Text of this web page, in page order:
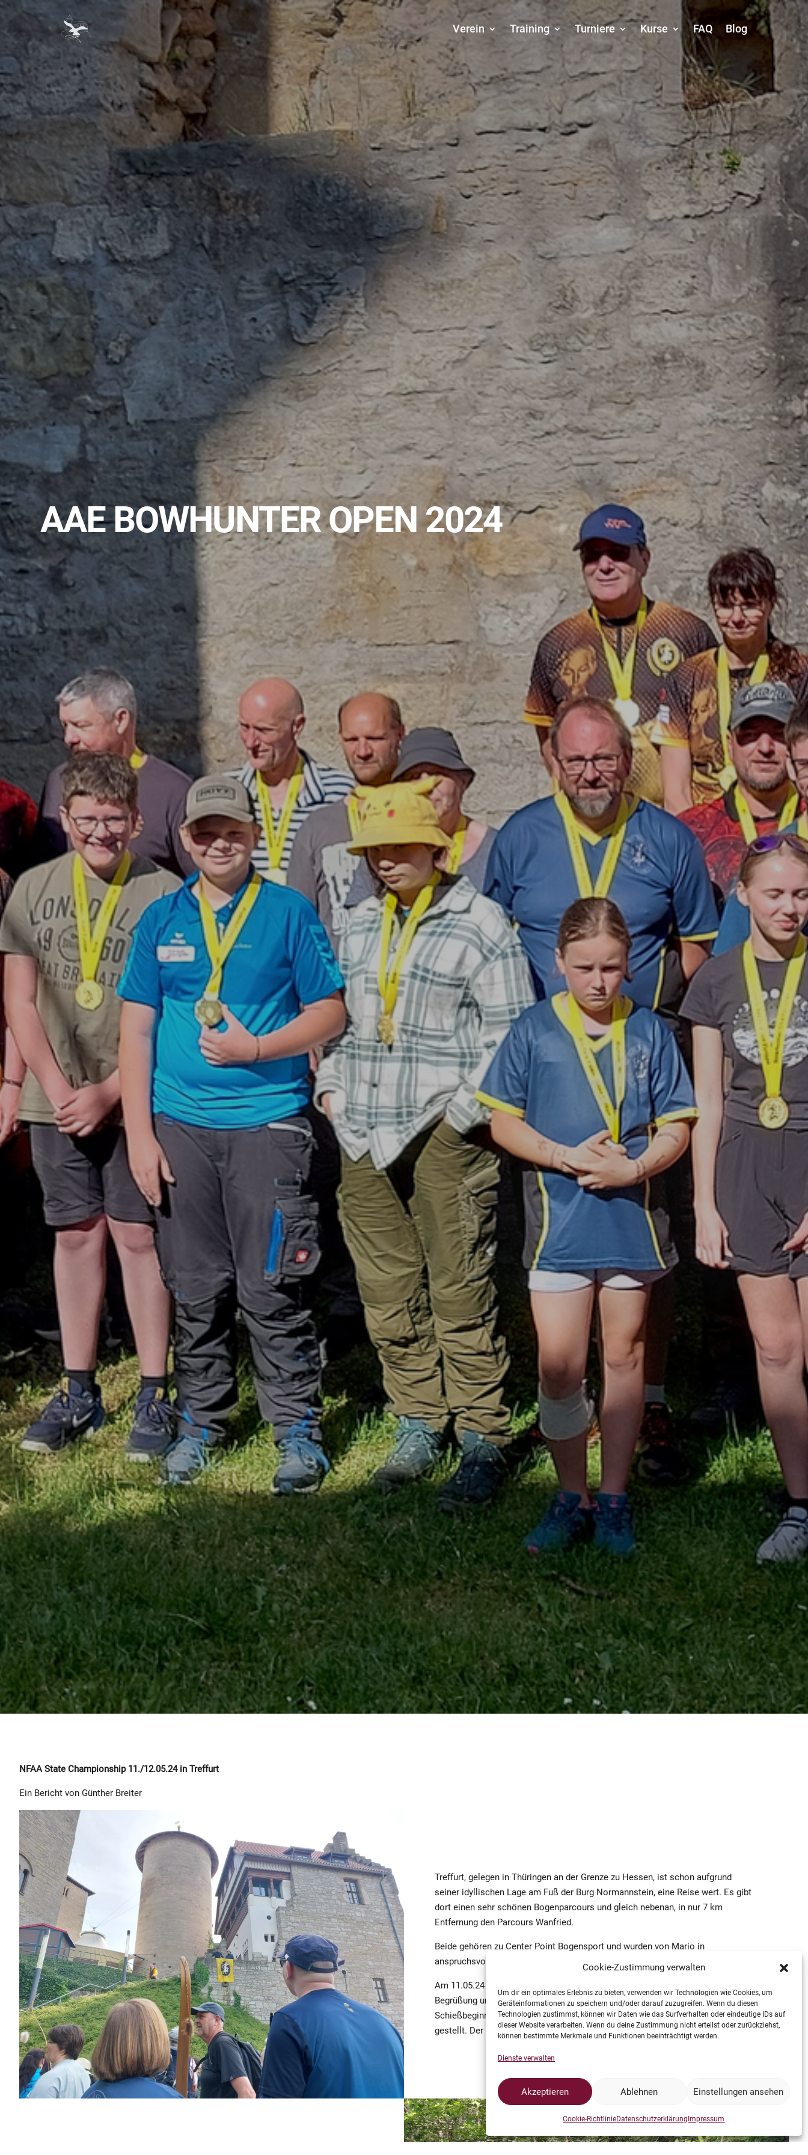
Cookie-Zustimmung verwalten
Um dir ein optimales Erlebnis zu bieten, verwenden wir Technologien wie Cookies, um
Geräteinformationen zu speichern und/oder darauf zuzugreifen. Wenn du diesen
Technologien zustimmst, können wir Daten wie das Surfverhalten oder eindeutige IDs auf
dieser Website verarbeiten. Wenn du deine Zustimmung nicht erteilst oder zurückziehst,
können bestimmte Merkmale und Funktionen beeinträchtigt werden.
Dienste verwalten
Akzeptieren Ablehnen Einstellungen ansehen
Cookie-RichtlinieDatenschutzerklärung Impressum
Verein Training Turniere Kurse FAQ Blog
AAE BOWHUNTER OPEN 2024
NFAA State Championship 11./12.05.24 in Treffurt
Ein Bericht von Günther Breiter
Treffurt, gelegen in Thüringen an der Grenze zu Hessen, ist schon aufgrund
seiner idyllischen Lage am Fuß der Burg Normannstein, eine Reise wert. Es gibt
dort einen sehr schönen Bogenparcours und gleich nebenan, in nur 7 km
Entfernung den Parcours Wanfried.
Beide gehören zu Center Point Bogensport und wurden von Mario in
anspruchsvollem Gelände liebevoll gestaltet.
Am 11.05.24 (Doppelhunter/Standard Round)) begann der Wettkampf mit der
Begrüßung und dem Briefing an der Burg Normanstein, 10.15 Uhr war
Schießbeginn, es waren 28 Ziele sehr anspruchsvoll und abwechslungsreich
gestellt. Der 6,8 km lange Parcours hatte es in sich.